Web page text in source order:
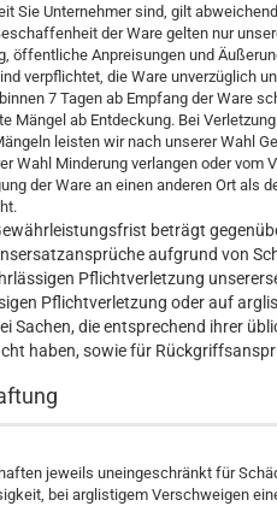
Sie Unternehmer sind, gilt
der Ware gelten nur
öffentliche Anpreisungen und
verpflichtet, die Ware unverzüglich
7 Tagen ab Empfang der Ware
Mängel ab Entdeckung. Bei
leisten wir nach unserer Wahl
Wahl Minderung verlangen oder vom
der Ware an einen anderen Ort als
beträgt
aufgrund von
Pflichtverletzung
Pflichtverletzung oder auf
Sachen, die entsprechend ihrer
haben, sowie für
jeweils uneingeschränkt für
bei arglistigem Verschweigen